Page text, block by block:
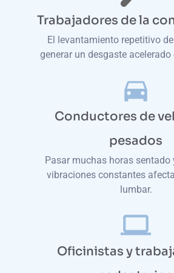
Trabajadores de la
El levantamiento repetitivo
generar un desgaste
Conductores de
pesados
Pasar muchas horas sentado
vibraciones constantes
lumbar.
Oficinistas y